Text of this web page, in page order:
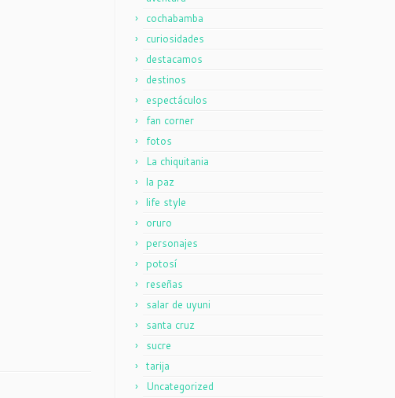
cochabamba
curiosidades
destacamos
destinos
espectáculos
fan corner
fotos
La chiquitania
la paz
life style
oruro
personajes
potosí
reseñas
salar de uyuni
santa cruz
sucre
tarija
Uncategorized